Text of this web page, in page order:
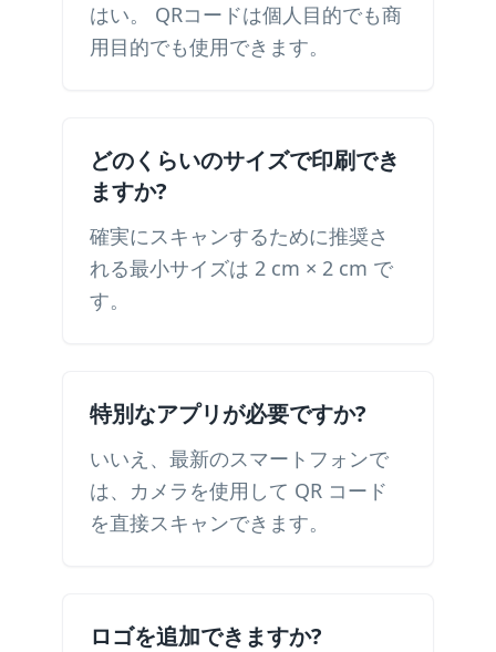
はい。 QRコードは個人目的でも商
用目的でも使用できます。
どのくらいのサイズで印刷でき
ますか?
確実にスキャンするために推奨さ
れる最小サイズは 2 cm × 2 cm で
す。
特別なアプリが必要ですか?
いいえ、最新のスマートフォンで
は、カメラを使用して QR コード
を直接スキャンできます。
ロゴを追加できますか?